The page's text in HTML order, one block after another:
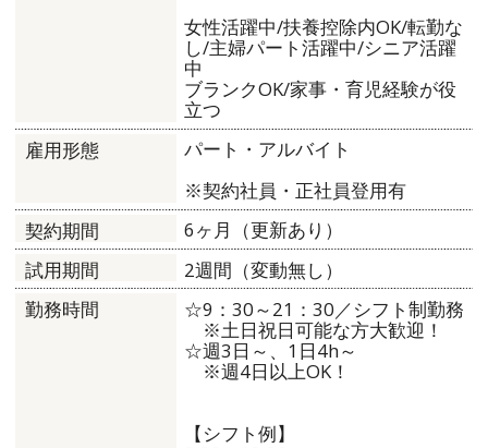
女性活躍中/扶養控除内OK/転勤な
し/主婦パート活躍中/シニア活躍
中
ブランクOK/家事・育児経験が役
立つ
雇用形態
パート・アルバイト
※契約社員・正社員登用有
契約期間
6ヶ月（更新あり）
試用期間
2週間（変動無し）
勤務時間
☆9：30～21：30／シフト制勤務
※土日祝日可能な方大歓迎！
☆週3日～、1日4h～
※週4日以上OK！
【シフト例】